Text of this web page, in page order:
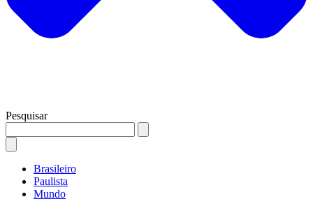
Pesquisar
Brasileiro
Paulista
Mundo